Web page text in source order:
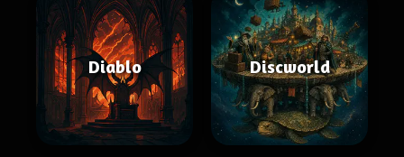
Diablo Discworld